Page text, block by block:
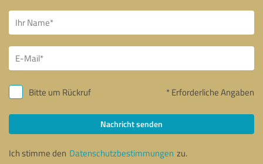
Bitte um Rückruf * Erforderliche Angaben
Nachricht senden
Ich stimme den Datenschutzbestimmungen zu.